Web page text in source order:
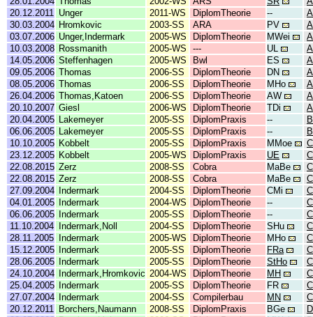
20.12.2011
Unger 2011-WS DiplomTheorie --
30.03.2004 Hromkovic 2003-SS ARA PV
03.07.2006 Unger,Indermark 2005-WS DiplomTheorie MWei
10.03.2008 Rossmanith 2005-WS --- UL
14.05.2006 Steffenhagen 2005-WS Bwl ES
09.05.2006 Thomas 2006-SS DiplomTheorie DN
08.05.2006 Thomas 2006-SS DiplomTheorie MHo
26.04.2006 Thomas,Katoen 2006-SS DiplomTheorie AW
20.10.2007 Giesl 2006-WS DiplomTheorie TDi
20.04.2005
Lakemeyer 2005-SS DiplomPraxis --
06.06.2005
Lakemeyer 2005-SS DiplomPraxis --
10.10.2005 Kobbelt 2005-SS DiplomPraxis MMoe
23.12.2005 Kobbelt 2005-WS DiplomPraxis UE
22.08.2015 Zerz 2008-SS Cobra MaBe
22.08.2015 Zerz 2008-SS Cobra MaBe
27.09.2004
Indermark 2004-SS DiplomTheorie CMi
04.01.2005
Indermark 2004-WS DiplomTheorie --
06.06.2005
Indermark 2005-SS DiplomTheorie --
11.10.2004
Indermark,Noll 2004-SS DiplomTheorie SHu
28.11.2005
Indermark 2005-WS DiplomTheorie MHo
15.12.2005
Indermark 2005-SS DiplomTheorie FRa
28.06.2005
Indermark 2005-SS DiplomTheorie StHo
24.10.2004
Indermark,Hromkovic 2004-WS DiplomTheorie MH
25.04.2005
Indermark 2005-SS DiplomTheorie FR
27.07.2004
Indermark 2004-SS Compilerbau MN
20.12.2011
Borchers,Naumann 2008-SS DiplomPraxis BGe